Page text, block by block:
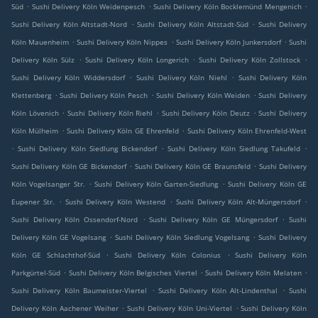
Süd . Sushi Delivery Köln Weidenpesch . Sushi Delivery Köln Bocklemünd Mengenich .
Sushi Delivery Köln Altstadt-Nord . Sushi Delivery Köln Altstadt-Süd . Sushi Delivery
Köln Mauenheim . Sushi Delivery Köln Nippes . Sushi Delivery Köln Junkersdorf . Sushi
Delivery Köln Sülz . Sushi Delivery Köln Longerich . Sushi Delivery Köln Zollstock .
Sushi Delivery Köln Widdersdorf . Sushi Delivery Köln Niehl . Sushi Delivery Köln
Klettenberg . Sushi Delivery Köln Pesch . Sushi Delivery Köln Weiden . Sushi Delivery
Köln Lövenich . Sushi Delivery Köln Riehl . Sushi Delivery Köln Deutz . Sushi Delivery
Köln Mülheim . Sushi Delivery Köln GE Ehrenfeld . Sushi Delivery Köln Ehrenfeld-West
. Sushi Delivery Köln Siedlung Bickendorf . Sushi Delivery Köln Siedlung Takufeld .
Sushi Delivery Köln GE Bickendorf . Sushi Delivery Köln GE Braunsfeld . Sushi Delivery
Köln Vogelsanger Str. . Sushi Delivery Köln Garten-Siedlung . Sushi Delivery Köln GE
Eupener Str.
. Sushi Delivery Köln Westend . Sushi Delivery Köln Alt-Müngersdorf .
Sushi Delivery Köln Ossendorf-Nord
. Sushi Delivery Köln GE Müngersdorf . Sushi
Delivery Köln GE Vogelsang . Sushi Delivery Köln Siedlung Vogelsang . Sushi Delivery
Köln GE Schlachthof-Süd
. Sushi Delivery Köln Colonius .
Sushi Delivery Köln
Parkgürtel-Süd . Sushi Delivery Köln Belgisches Viertel . Sushi Delivery Köln Melaten .
Sushi Delivery Köln Baumeister-Viertel
. Sushi Delivery Köln Alt-Lindenthal . Sushi
Delivery Köln Aachener Weiher . Sushi Delivery Köln Uni-Viertel . Sushi Delivery Köln